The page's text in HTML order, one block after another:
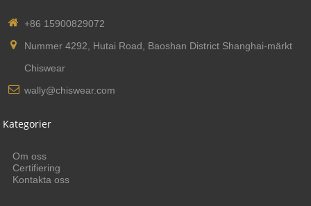
+86 15900829072
Nummer 4292, Hutai Road, Baoshan District Shanghai-märkt
Chiswear
wally@chiswear.com
Kategorier
Om oss
Certifiering
Kontakta oss